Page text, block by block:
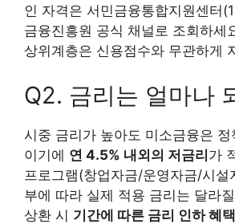
인 자격은 서민금융통합지원센터
금융진흥원 공식 채널로 조회하세
상위계층은 신용점수와 무관하게
Q2. 금리는 얼마나
시중 금리가 높아도 미소금융은
이기에 연 4.5% 내외의 저금리가
프로그램(창업자금/운영자금/시설
부에 따라 실제 적용 금리는 달라
상환 시 기간에 따른 금리 인하 혜택